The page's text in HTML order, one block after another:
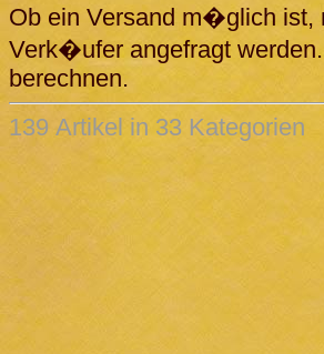
Ob ein Versand m�glich ist,
Verk�ufer angefragt
berechnen.
139 Artikel in 33 Kategorien